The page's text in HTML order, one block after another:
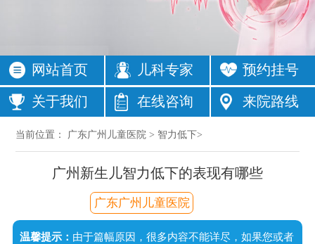
网站首页 儿科专家 预约挂号
关于我们 在线咨询 来院路线
当前位置： 广东广州儿童医院 > 智力低下>
广州新生儿智力低下的表现有哪些
广东广州儿童医院
温馨提示： 由于篇幅原因，很多内容不能详尽，如果您或者